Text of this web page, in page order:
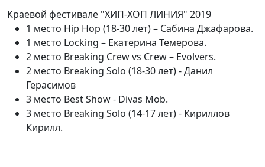
Краевой фестивале "ХИП-ХОП ЛИНИЯ" 2019
1 место Hip Hop (18-30 лет) – Сабина Джафарова.
1 место Locking – Екатерина Темерова.
2 место Breaking Crew vs Crew – Evolvers.
2 место Breaking Solo (18-30 лет) - Данил
Герасимов
3 место Best Show - Divas Mob.
3 место Breaking Solo (14-17 лет) - Кириллов
Кирилл.